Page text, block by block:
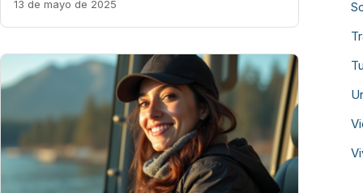
13 de mayo de 2025